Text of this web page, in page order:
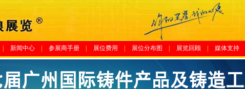
新闻中心 参展商手册| 展位费用 展位分布图 展览回顾 媒体支持